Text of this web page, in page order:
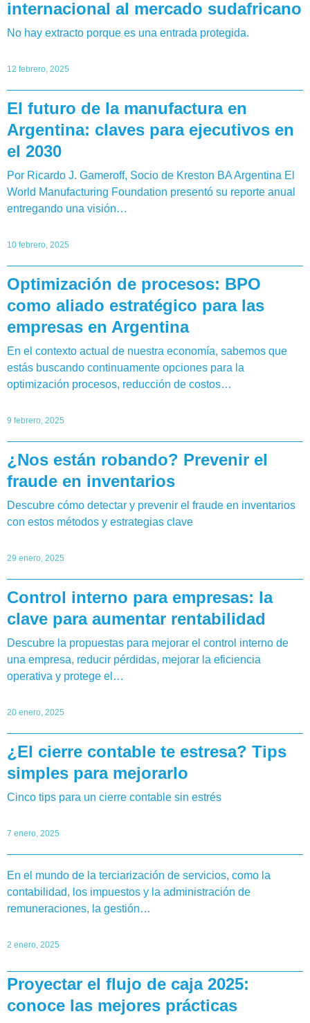
internacional al mercado sudafricano
No hay extracto porque es una entrada protegida.
12 febrero, 2025
El futuro de la manufactura en
Argentina: claves para ejecutivos en
el 2030
Por Ricardo J. Gameroff, Socio de Kreston BA Argentina El
World Manufacturing Foundation presentó su reporte anual
entregando una visión…
10 febrero, 2025
Optimización de procesos: BPO
como aliado estratégico para las
empresas en Argentina
En el contexto actual de nuestra economía, sabemos que
estás buscando continuamente opciones para la
optimización procesos, reducción de costos…
9 febrero, 2025
¿Nos están robando? Prevenir el
fraude en inventarios
Descubre cómo detectar y prevenir el fraude en inventarios
con estos métodos y estrategias clave
29 enero, 2025
Control interno para empresas: la
clave para aumentar rentabilidad
Descubre la propuestas para mejorar el control interno de
una empresa, reducir pérdidas, mejorar la eficiencia
operativa y protege el…
20 enero, 2025
¿El cierre contable te estresa? Tips
simples para mejorarlo
Cinco tips para un cierre contable sin estrés
7 enero, 2025
En el mundo de la terciarización de servicios, como la
contabilidad, los impuestos y la administración de
remuneraciones, la gestión…
2 enero, 2025
Proyectar el flujo de caja 2025:
conoce las mejores prácticas